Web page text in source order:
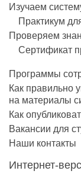
Изучаем
Практикум
Проверяем
Сертификат
Программы
Как правильно
на материалы
Как
Вакансии для
Наши контакты
Интернет-